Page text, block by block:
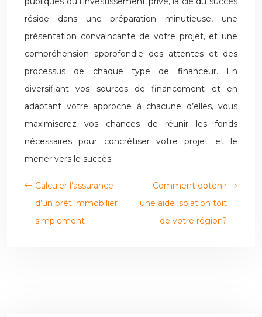
réside dans une préparation minutieuse, une
présentation convaincante de votre projet, et une
compréhension approfondie des attentes et des
processus de chaque type de financeur. En
diversifiant vos sources de financement et en
adaptant votre approche à chacune d’elles, vous
maximiserez vos chances de réunir les fonds
nécessaires pour concrétiser votre projet et le
mener vers le succès.
Calculer l’assurance
d’un prêt immobilier
simplement
Comment obtenir
une aide isolation toit
de votre région?